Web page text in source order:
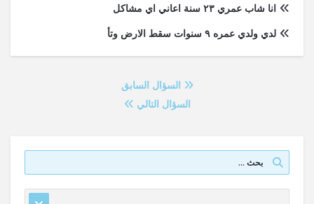
انا شاب عمري ٢٣ سنة اعاني اي مشاكل
لدي ولدي عمره ٩ سنوات سقط الارض وتأ
السؤال السابق
السؤال التالي